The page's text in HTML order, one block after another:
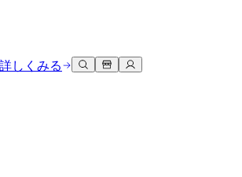
向けに2Dおよび3Dゲームを構築
速なイテレーション
ェクトを構築およびレビューする
ング
とAPIリファレンス
題追跡
る
ルイベント
ターする
ーニング
をレベルアップ
ポート
を早く達成する
詳しくみる